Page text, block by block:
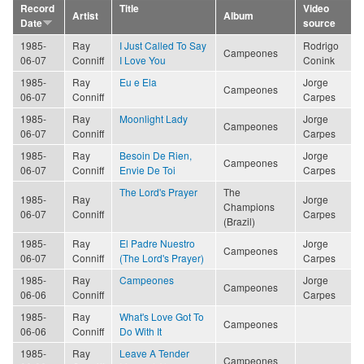
Record
Date
Artist
Title
Album
Video
source
1985-
06-07
Ray
Conniff
I Just Called To Say
I Love You
Campeones
Rodrigo
Conink
1985-
06-07
Ray
Conniff
Eu e Ela
Campeones
Jorge
Carpes
1985-
06-07
Ray
Conniff
Moonlight Lady
Campeones
Jorge
Carpes
1985-
06-07
Ray
Conniff
Besoin De Rien,
Envie De Toi
Campeones
Jorge
Carpes
1985-
06-07
Ray
Conniff
The Lord's Prayer
The
Champions
(Brazil)
Jorge
Carpes
1985-
06-07
Ray
Conniff
El Padre Nuestro
(The Lord's Prayer)
Campeones
Jorge
Carpes
1985-
06-06
Ray
Conniff
Campeones
Campeones
Jorge
Carpes
1985-
06-06
Ray
Conniff
What's Love Got To
Do With It
Campeones
1985-
Ray
Leave A Tender
Campeones